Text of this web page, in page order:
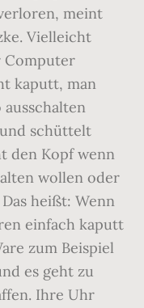
meint
Vielleicht
Computer
kaputt, man
schüttelt
den Kopf wenn
wollen oder
heißt: Wenn
einfach kaputt
zum Beispiel
es geht zu
Ihre Uhr